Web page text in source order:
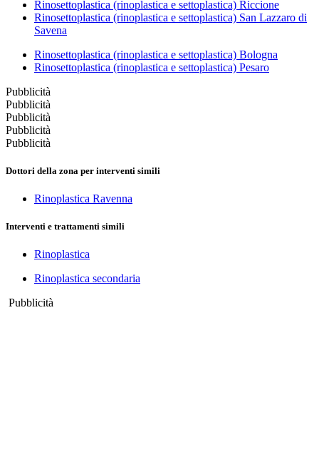
Rinosettoplastica (rinoplastica e settoplastica) Riccione
Rinosettoplastica (rinoplastica e settoplastica) San Lazzaro di
Savena
Rinosettoplastica (rinoplastica e settoplastica) Bologna
Rinosettoplastica (rinoplastica e settoplastica) Pesaro
Pubblicità
Pubblicità
Pubblicità
Pubblicità
Pubblicità
Dottori della zona per interventi simili
Rinoplastica Ravenna
Interventi e trattamenti simili
Rinoplastica
Rinoplastica secondaria
Pubblicità